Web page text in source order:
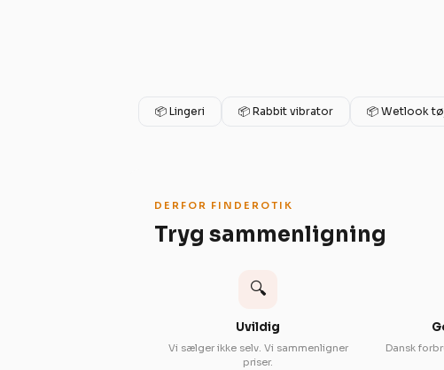
📦 Lingeri 📦 Rabbit vibrator 📦 Wetlook
DERFOR FINDEROTIK
Tryg sammenligning
🔍
Uvildig
Vi sælger ikke selv. Vi sammenligner
priser.
Dansk